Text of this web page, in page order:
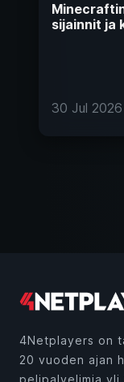
sijainnit ja
30 Jul 2026
4Netplayers on
20 vuoden ajan
pelipalvelimia